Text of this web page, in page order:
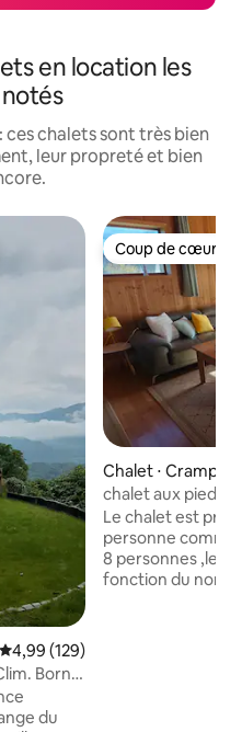
en location les
ces chalets sont très bien
leur propreté et bien
appréciés
Évaluation moyenne sur la
4,99 (129)
Borne
du
Coup de cœur
Coup de cœur
Chalet ⋅
chalet aux pieds des
personnes
Le chalet est
personne comme
8 personnes ,le tarif est calculé en
fonction du